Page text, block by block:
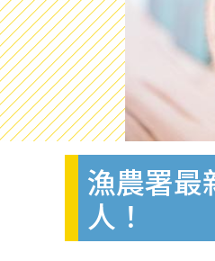
漁農署最
人！